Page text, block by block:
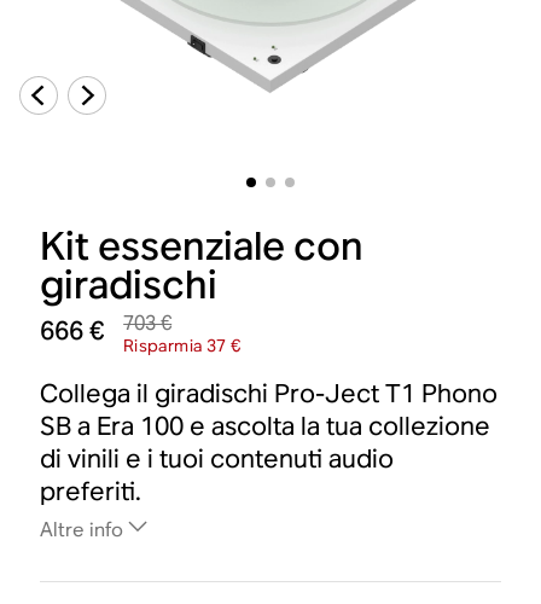
Kit essenziale con
giradischi
666 € 703 €
Risparmia 37 €
Collega il giradischi Pro-Ject T1 Phono
SB a Era 100 e ascolta la tua collezione
di vinili e i tuoi contenuti audio
preferiti.
Altre info